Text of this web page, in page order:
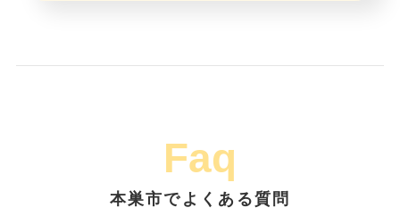
Faq
本巣市でよくある質問